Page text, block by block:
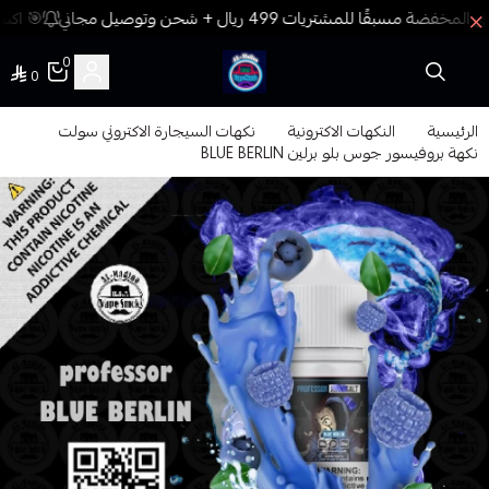
🎯
فيب المدينة
0
0
الرئيسية النكهات الاكترونية نكهات السيجارة الاكتروني سولت
نكهة بروفيسور جوس بلو برلين BLUE BERLIN